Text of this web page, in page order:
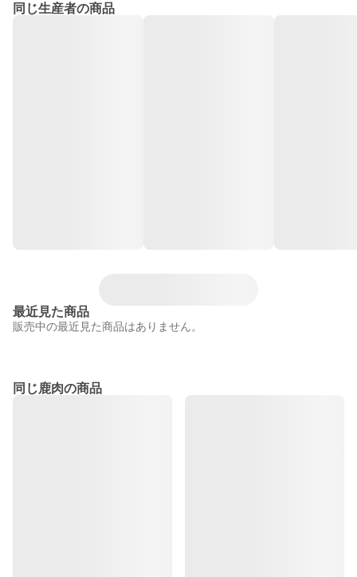
同じ生産者の商品
最近見た商品
販売中の最近見た商品はありません。
同じ鹿肉の商品